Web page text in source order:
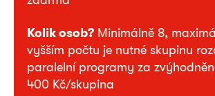
Kolik osob? Minimálně 8,
vyšším počtu je nutné skupinu
paralelní programy za
400 Kč/skupina